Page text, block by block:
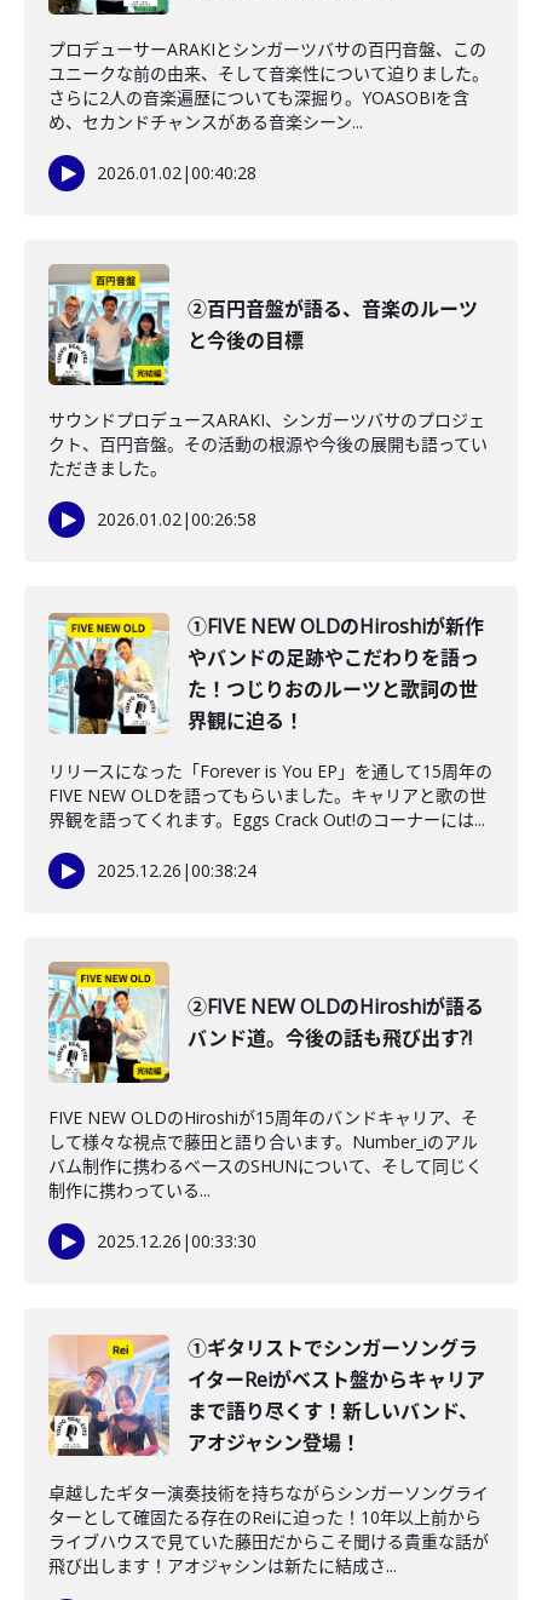
プロデューサーARAKIとシンガーツバサの百円音盤、この
ユニークな前の由来、そして音楽性について迫りました。
さらに2人の音楽遍歴についても深掘り。YOASOBIを含
め、セカンドチャンスがある音楽シーン...
2026.01.02|00:40:28
②百円音盤が語る、音楽のルーツ
と今後の目標
サウンドプロデュースARAKI、シンガーツバサのプロジェ
クト、百円音盤。その活動の根源や今後の展開も語ってい
ただきました。
2026.01.02|00:26:58
①FIVE NEW OLDのHiroshiが新作
やバンドの足跡やこだわりを語っ
た！つじりおのルーツと歌詞の世
界観に迫る！
リリースになった「Forever is You EP」を通して15周年の
FIVE NEW OLDを語ってもらいました。キャリアと歌の世
界観を語ってくれます。Eggs Crack Out!のコーナーには...
2025.12.26 |00:38:24
②FIVE NEW OLDのHiroshiが語る
バンド道。今後の話も飛び出す?!
FIVE NEW OLDのHiroshiが15周年のバンドキャリア、そ
して様々な視点で藤田と語り合います。Number_iのアル
バム制作に携わるベースのSHUNについて、そして同じく
制作に携わっている...
2025.12.26 |00:33:30
①ギタリストでシンガーソングラ
イターReiがベスト盤からキャリア
まで語り尽くす！新しいバンド、
アオジャシン登場！
卓越したギター演奏技術を持ちながらシンガーソングライ
ターとして確固たる存在のReiに迫った！10年以上前から
ライブハウスで見ていた藤田だからこそ聞ける貴重な話が
飛び出します！アオジャシンは新たに結成さ...